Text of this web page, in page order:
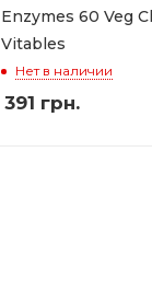
Enzymes 60 Veg
Vitables
Нет в наличии
391 грн.